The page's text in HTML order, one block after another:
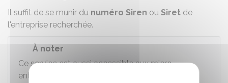
Il suffit de se munir du numéro Siren ou Siret de
l'entreprise recherchée.
À noter
Ce service est aussi accessible aux micro-
entrepreneurs.